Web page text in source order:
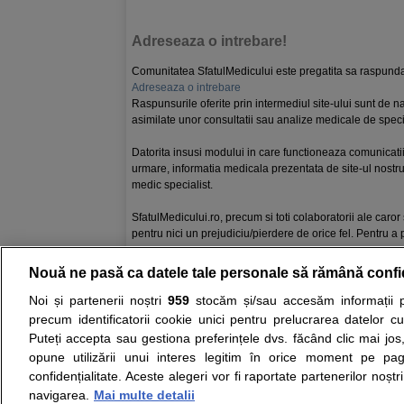
Adreseaza o intrebare!
Comunitatea SfatulMedicului este pregatita sa
Adreseaza o intrebare
Raspunsurile oferite prin intermediul site-ului sunt de
asimilate unor consultatii sau analize medicale de
Datorita insusi modului in care functioneaza
urmare, informatia medicala prezentata de site-ul
medic specialist.
SfatulMedicului.ro, precum si toti colaboratorii ale
pentru nici un prejudiciu/pierdere de orice fel. Pentru
Resurse: Autoevaluare simptome
Opiniile avizate ale medicilor, sfaturile si orice
nici diagnosticul stabilit in urma investigatiilor si
ii punem la dispozitie pentru programare in
Nouă ne pasă ca datele tale personale să rămână
Noi și partenerii noștri 959stocăm și/sau accesăm informații
precum identificatorii cookie unici pentru prelucrarea datelor
Puteți accepta sau gestiona preferințele dvs. făcând clic mai
opune utilizării unui interes legitim în orice moment pe
confidențialitate. Aceste alegeri vor fi raportate partenerilor
navigarea.
Mai multe detalii